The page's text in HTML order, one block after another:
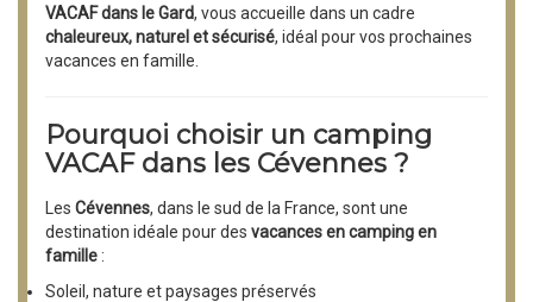
VACAF dans le Gard, vous accueille dans un cadre
chaleureux, naturel et sécurisé, idéal pour vos prochaines
vacances en famille.
Pourquoi choisir un camping
VACAF dans les Cévennes ?
Les Cévennes, dans le sud de la France, sont une
destination idéale pour des vacances en camping en
famille :
Soleil, nature et paysages préservés